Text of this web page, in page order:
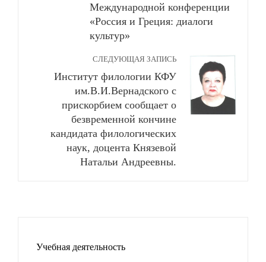
Международной конференции
«Россия и Греция: диалоги
культур»
СЛЕДУЮЩАЯ ЗАПИСЬ
Институт филологии КФУ
им.В.И.Вернадского с
прискорбием сообщает о
безвременной кончине
кандидата филологических
наук, доцента Князевой
Натальи Андреевны.
Учебная деятельность